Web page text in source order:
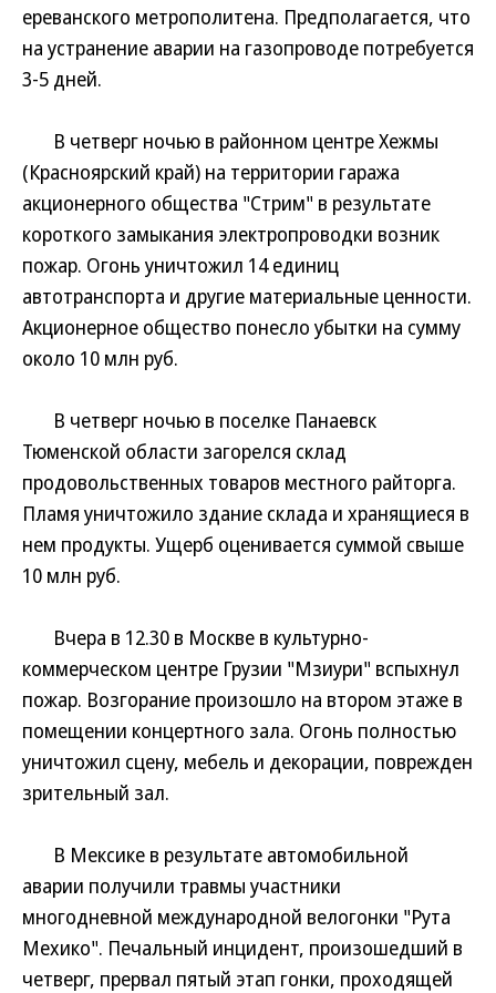
ереванского метрополитена. Предполагается, что
на устранение аварии на газопроводе потребуется
3-5 дней.
В четверг ночью в районном центре Хежмы
(Красноярский край) на территории гаража
акционерного общества "Стрим" в результате
короткого замыкания электропроводки возник
пожар. Огонь уничтожил 14 единиц
автотранспорта и другие материальные ценности.
Акционерное общество понесло убытки на сумму
около 10 млн руб.
В четверг ночью в поселке Панаевск
Тюменской области загорелся склад
продовольственных товаров местного райторга.
Пламя уничтожило здание склада и хранящиеся в
нем продукты. Ущерб оценивается суммой свыше
10 млн руб.
Вчера в 12.30 в Москве в культурно-
коммерческом центре Грузии "Мзиури" вспыхнул
пожар. Возгорание произошло на втором этаже в
помещении концертного зала. Огонь полностью
уничтожил сцену, мебель и декорации, поврежден
зрительный зал.
В Мексике в результате автомобильной
аварии получили травмы участники
многодневной международной велогонки "Рута
Мехико". Печальный инцидент, произошедший в
четверг, прервал пятый этап гонки, проходящей